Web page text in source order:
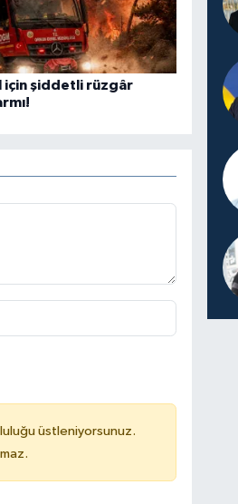
için şiddetli rüzgâr
üstleniyorsunuz.